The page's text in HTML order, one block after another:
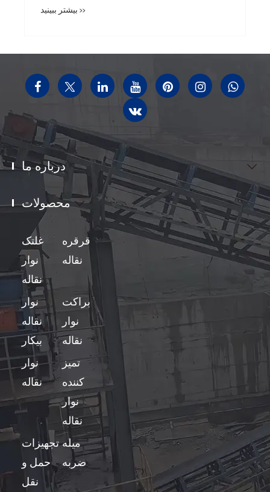
بیشتر ببینید >>
درباره ما 
محصولات 
غلتک
نوار
نقاله
قرقره
نقاله
نوار
نقاله
بیکار
براکت
نوار
نقاله
نوار
نقاله
تمیز
کننده
نوار
نقاله
تجهیزات
حمل و
نقل
میله
ضربه